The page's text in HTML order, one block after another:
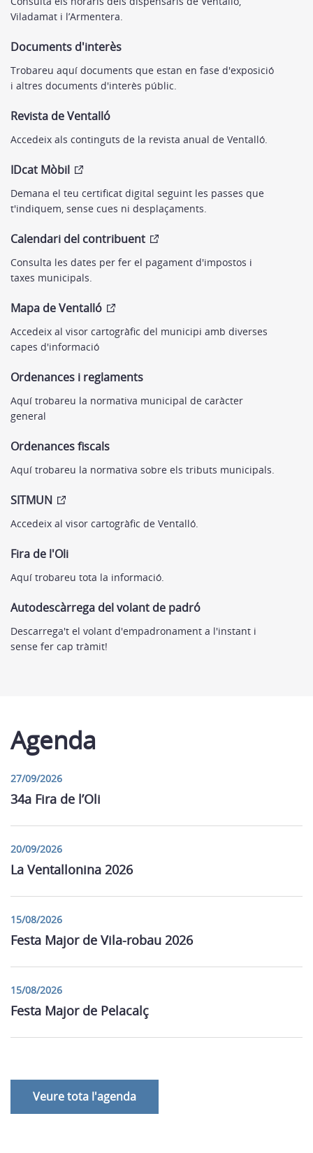
Viladamat i l’Armentera.
Documents d'interès
Trobareu aquí documents que estan en fase d'exposició
i altres documents d'interès públic.
Revista de Ventalló
Accedeix als continguts de la revista anual de Ventalló.
IDcat Mòbil
Demana el teu certificat digital seguint les passes que
t'indiquem, sense cues ni desplaçaments.
Calendari del contribuent
Consulta les dates per fer el pagament d'impostos i
taxes municipals.
Mapa de Ventalló
Accedeix al visor cartogràfic del municipi amb diverses
capes d'informació
Ordenances i reglaments
Aquí trobareu la normativa municipal de caràcter
general
Ordenances fiscals
Aquí trobareu la normativa sobre els tributs municipals.
SITMUN
Accedeix al visor cartogràfic de Ventalló.
Fira de l'Oli
Aquí trobareu tota la informació.
Autodescàrrega del volant de padró
Descarrega't el volant d'empadronament a l'instant i
sense fer cap tràmit!
Agenda
27/09/2026
34a Fira de l’Oli
20/09/2026
La Ventallonina 2026
15/08/2026
Festa Major de Vila-robau 2026
15/08/2026
Festa Major de Pelacalç
Veure tota l'agenda